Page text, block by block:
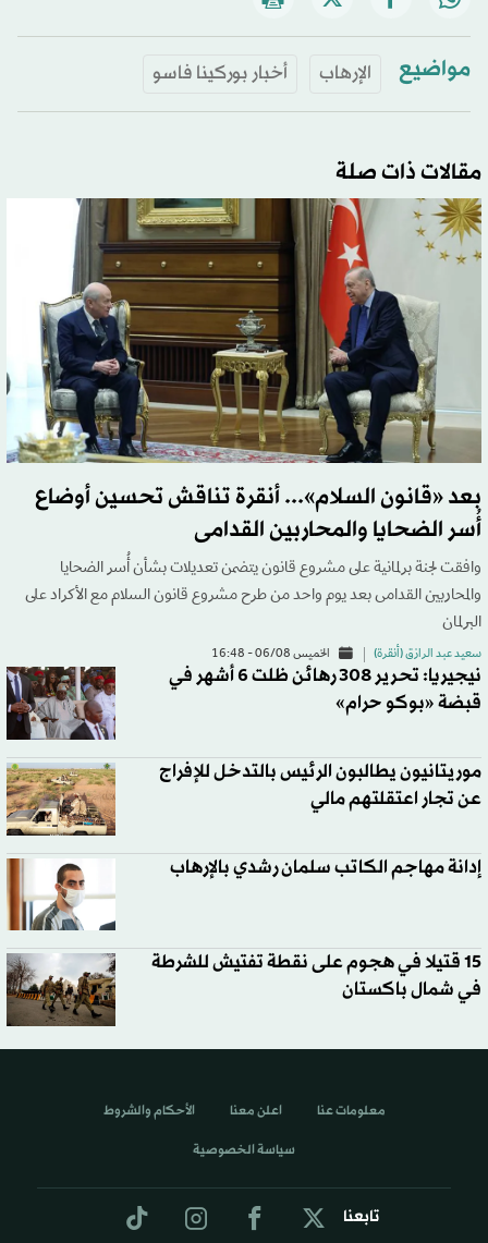
مواضيع الإرهاب أخبار بوركينا فاسو
مقالات ذات صلة
بعد «قانون السلام»... أنقرة تناقش تحسين أوضاع
أُسر الضحايا والمحاربين القدامى
وافقت لجنة برلمانية على مشروع قانون يتضمن تعديلات بشأن أُسر الضحايا
والمحاربين القدامى بعد يوم واحد من طرح مشروع قانون السلام مع الأكراد على
البرلمان
سعيد عبد الرازق (أنقرة) الخميس 06/08 - 16:48
نيجيريا: تحرير 308 رهائن ظلت 6 أشهر في
قبضة «بوكو حرام»
موريتانيون يطالبون الرئيس بالتدخل للإفراج
عن تجار اعتقلتهم مالي
إدانة مهاجم الكاتب سلمان رشدي بالإرهاب
15 قتيلا في هجوم على نقطة تفتيش للشرطة
في شمال باكستان
تابعنا
معلومات عنا اعلن معنا الأحكام والشروط
سياسة الخصوصية